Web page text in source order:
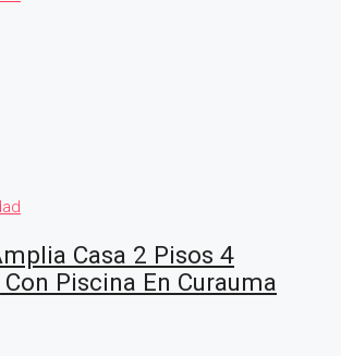
Casa 2 Pisos 4
Piscina En Curauma